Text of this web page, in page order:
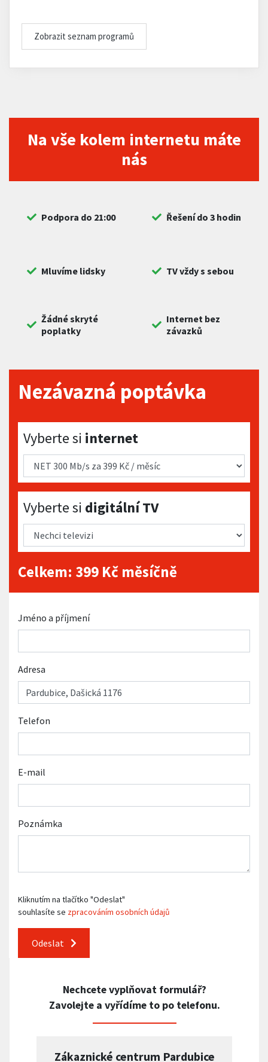
Zobrazit seznam programů
Na vše kolem internetu máte
nás
Podpora do 21:00 Řešení do 3 hodin
Mluvíme lidsky TV vždy s sebou
Žádné skryté
poplatky
Internet bez
závazků
Nezávazná poptávka
Vyberte si internet
Vyberte si internet
Vyberte si digitální TV
Vyberte si digitální TV
Celkem: 399 Kč měsíčně
Jméno a příjmení
Adresa
Telefon
E-mail
Poznámka
Kliknutím na tlačítko "Odeslat"
souhlasíte se zpracováním osobních údajů
Odeslat
Nechcete vyplňovat formulář?
Zavolejte a vyřídíme to po telefonu.
Zákaznické centrum Pardubice